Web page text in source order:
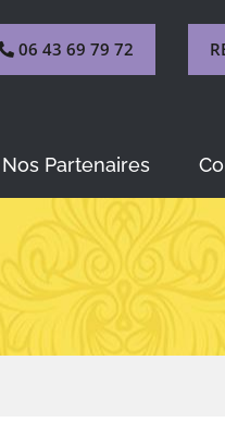
06 43 69 79 72
Nos Partenaires